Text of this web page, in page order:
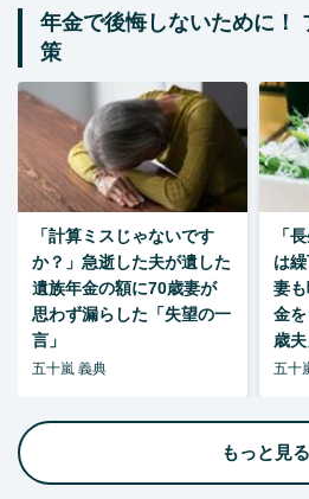
年金で後悔しないために！
策
「計算ミスじゃないです
か？」急逝した夫が遺した
遺族年金の額に70歳妻が
思わず漏らした「失望の一
言」
五十嵐 義典
「
は
妻
金
歳
五十
もっと見る